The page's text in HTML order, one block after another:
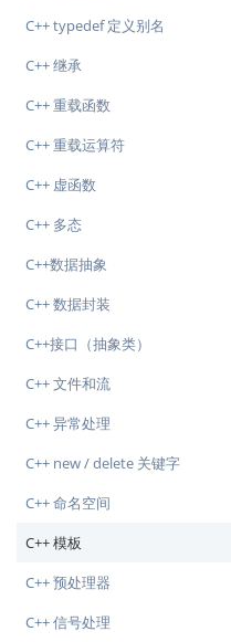
C++ typedef 定义别名
C++ 继承
C++ 重载函数
C++ 重载运算符
C++ 虚函数
C++ 多态
C++数据抽象
C++ 数据封装
C++接口（抽象类）
C++ 文件和流
C++ 异常处理
C++ new / delete 关键字
C++ 命名空间
C++ 模板
C++ 预处理器
C++ 信号处理